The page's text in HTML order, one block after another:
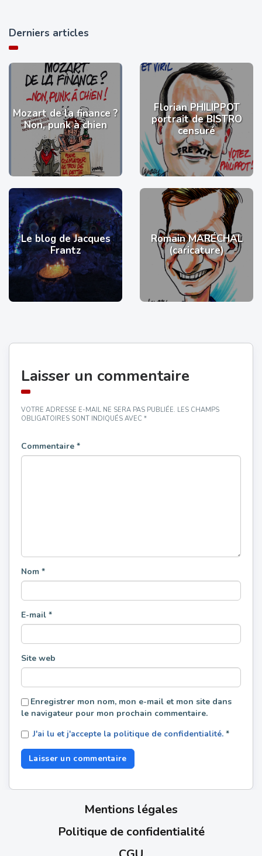
Derniers articles
Mozart de la finance ?
Non, punk à chien
Florian PHILIPPOT
portrait de BISTRO
censuré
Le blog de Jacques
Frantz
Romain MARÉCHAL
(caricature)
Laisser un commentaire
VOTRE ADRESSE E-MAIL NE SERA PAS PUBLIÉE. LES CHAMPS
OBLIGATOIRES SONT INDIQUÉS AVEC *
Commentaire *
Nom *
E-mail *
Site web
Enregistrer mon nom, mon e-mail et mon site dans
le navigateur pour mon prochain commentaire.
J'ai lu et j'accepte la politique de confidentialité. *
Mentions légales
Politique de confidentialité